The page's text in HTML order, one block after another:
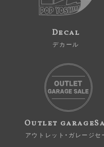
Decal
デカール
Outlet
アウトレット・ガレージセ